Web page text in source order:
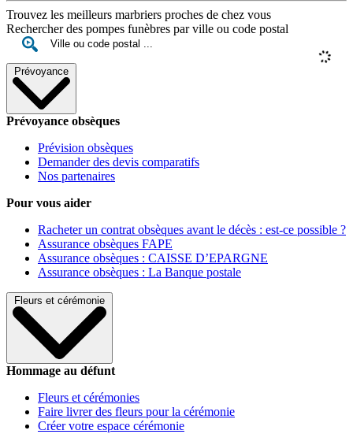
Trouvez les meilleurs marbriers proches de chez vous
Rechercher des pompes funèbres par ville ou code postal
Prévoyance
Prévoyance obsèques
Prévision obsèques
Demander des devis comparatifs
Nos partenaires
Pour vous aider
Racheter un contrat obsèques avant le décès : est-ce possible ?
Assurance obsèques FAPE
Assurance obsèques : CAISSE D’EPARGNE
Assurance obsèques : La Banque postale
Fleurs et cérémonie
Hommage au défunt
Fleurs et cérémonies
Faire livrer des fleurs pour la cérémonie
Créer votre espace cérémonie